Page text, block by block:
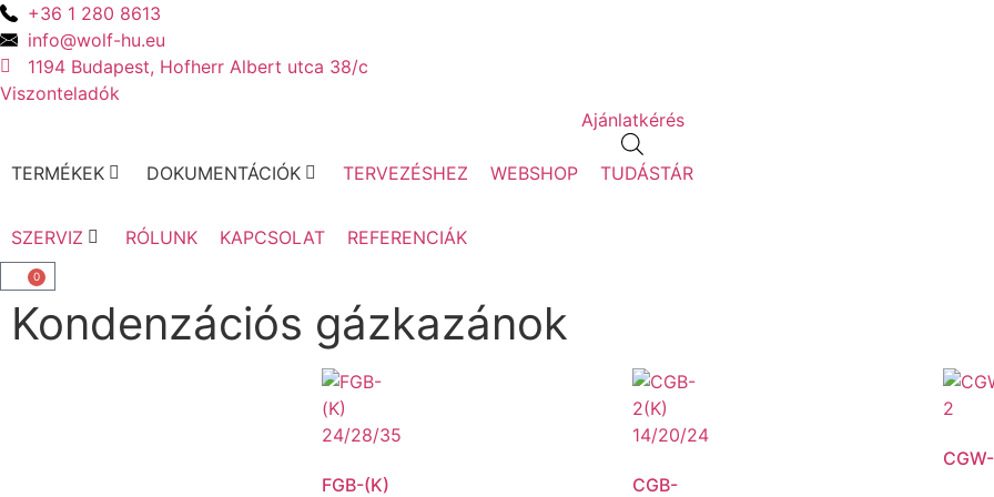
+36 1 280 8613
info@wolf-hu.eu
1194 Budapest, Hofherr Albert utca 38/c
Viszonteladók
Ajánlatkérés
TERMÉKEK DOKUMENTÁCIÓK TERVEZÉSHEZ WEBSHOP TUDÁSTÁR
SZERVIZ RÓLUNK KAPCSOLAT REFERENCIÁK
0
Kondenzációs gázkazánok
FGB-(K)
CGB-